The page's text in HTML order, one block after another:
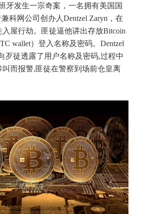
牙发生一宗奇案，一名拥有美国国
科网公司创办人Dentzel Zaryn，在
屋行劫。匪徒逼他讲出存放Bitcoin
wallet）登入名称及密码。Dentzel
歹徒透露了用户名称及密码,过程中
而报警,匪徒在警察到场前仓皇离